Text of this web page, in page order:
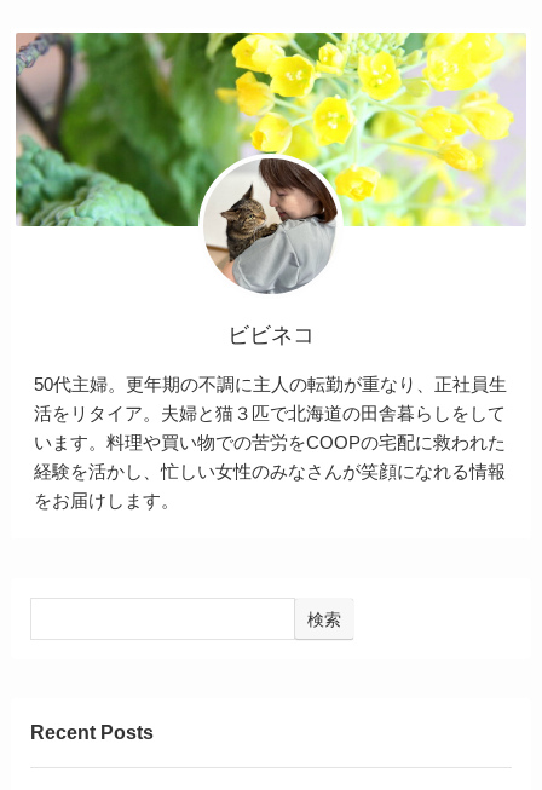
ビビネコ
50代主婦。更年期の不調に主人の転勤が重なり、正社員生
活をリタイア。夫婦と猫３匹で北海道の田舎暮らしをして
います。料理や買い物での苦労をCOOPの宅配に救われた
経験を活かし、忙しい女性のみなさんが笑顔になれる情報
をお届けします。
検索
Recent Posts